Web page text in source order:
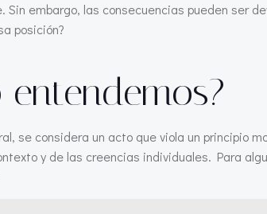
embargo, las consecuencias pueden ser
posición?
se considera un acto que viola un principio
y de las creencias individuales. Para